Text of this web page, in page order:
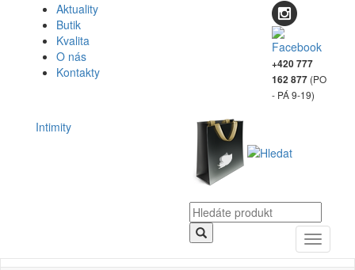
Aktuality
Butik
Kvalita
O nás
Kontakty
+420 777
162 877 (PO
- PÁ 9-19)
Intimity
Toggle